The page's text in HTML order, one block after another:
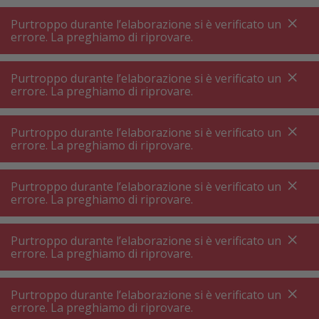
A +++
A+++
A +++
A+++
MyPost
MyPost
MENU RICERCA
Lavastoviglie da incasso
Lavastoviglie da incasso scomparsa totale 60 cm
Lavastoviglie da incasso scomparsa
totale 60 cm
Una lavastoviglie da incasso completamente
integrata di 60 cm è la scelta perfetta per cucine
moderne, dove funzionalità e design si fondono
armoniosamente. Queste lavastoviglie sono
completamente coperte da un pannello frontale
dell'armadio, creando un aspetto elegante e
Filtri prodotto
Purtroppo durante l’elaborazione si è verificato un
errore. La preghiamo di riprovare.
Purtroppo durante l’elaborazione si è verificato un
errore. La preghiamo di riprovare.
Purtroppo durante l’elaborazione si è verificato un
errore. La preghiamo di riprovare.
Purtroppo durante l’elaborazione si è verificato un
errore. La preghiamo di riprovare.
Purtroppo durante l’elaborazione si è verificato un
errore. La preghiamo di riprovare.
Purtroppo durante l’elaborazione si è verificato un
errore. La preghiamo di riprovare.